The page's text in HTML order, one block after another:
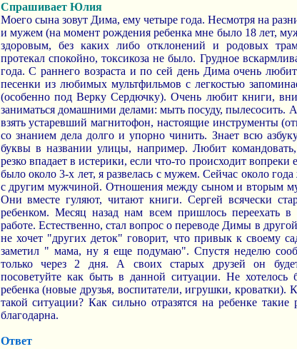
Спрашивает Юлия
Моего сына зовут Дима, ему четыре года. Несмотря на
и мужем (на момент рождения ребенка мне было 18 лет,
здоровым, без каких либо отклонений и родовых
протекал спокойно, токсикоза не было. Грудное
года. С раннего возраста и по сей день Дима очень
песенки из любимых мультфильмов с легкостью
(особенно под Верку Сердючку). Очень любит книги,
заниматься домашними делами: мыть посуду, пылесосить.
взять устаревший магнитофон, настоящие инструменты
со знанием дела долго и упорно чинить. Знает всю
буквы в названии улицы, например. Любит
резко впадает в истерики, если что-то происходит вопреки
было около 3-х лет, я развелась с мужем. Сейчас около
с другим мужчиной. Отношения между сыном и вторым
Они вместе гуляют, читают книги. Сергей всячески
ребенком. Месяц назад нам всем пришлось переехать
работе. Естественно, стал вопрос о переводе Димы в
не хочет "других деток" говорит, что привык к своему
заметил " мама, ну я еще подумаю". Спустя неделю
только через 2 дня. А своих старых друзей он
посоветуйте как быть в данной ситуации. Не хотелось
ребенка (новые друзья, воспитатели, игрушки, кроватки).
такой ситуации? Как сильно отразятся на ребенке такие
благодарна.
Ответ